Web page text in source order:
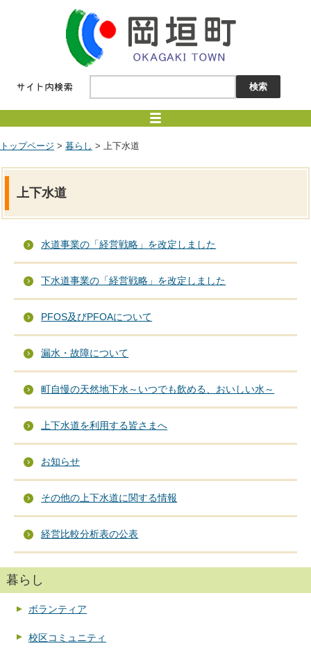
トップページ > 暮らし > 上下水道
上下水道
水道事業の「経営戦略」を改定しました
下水道事業の「経営戦略」を改定しました
PFOS及びPFOAについて
漏水・故障について
町自慢の天然地下水～いつでも飲める、おいしい水～
上下水道を利用する皆さまへ
お知らせ
その他の上下水道に関する情報
経営比較分析表の公表
暮らし
ボランティア
校区コミュニティ